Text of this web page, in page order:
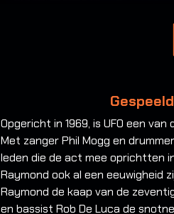
Opgericht in 1969, is UFO een
Met zanger Phil Mogg en
leden die de act mee oprichtten
Raymond ook al een eeuwigheid
Raymond de kaap van de
en bassist Rob De Luca de